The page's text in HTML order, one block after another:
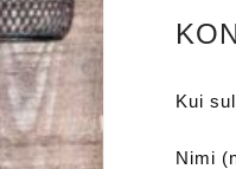
e
n
t
Kui
Nimi